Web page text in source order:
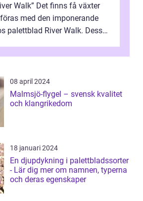
Walk” Det finns få växter
med den imponerande
palettblad River Walk. Dess
08 april 2024
Malmsjö-flygel – svensk kvalitet
och klangrikedom
18 januari 2024
En djupdykning i palettbladssorter
- Lär dig mer om namnen, typerna
och deras egenskaper